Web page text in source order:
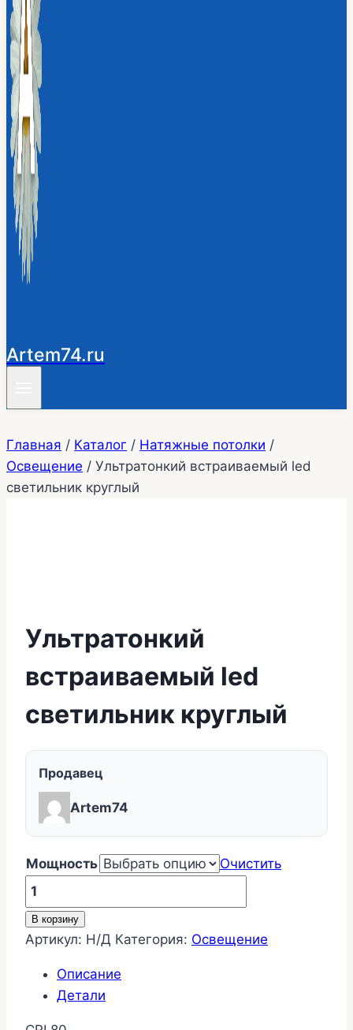
Artem74.ru
Главная / Каталог / Натяжные потолки /
Освещение / Ультратонкий встраиваемый led
светильник круглый
Ультратонкий
встраиваемый led
светильник круглый
Продавец
Artem74
Мощность
Очистить
Количество
товара
Ультратонкий
встраиваемый
led
светильник
В корзину
Артикул: Н/Д Категория: Освещение
Описание
Детали